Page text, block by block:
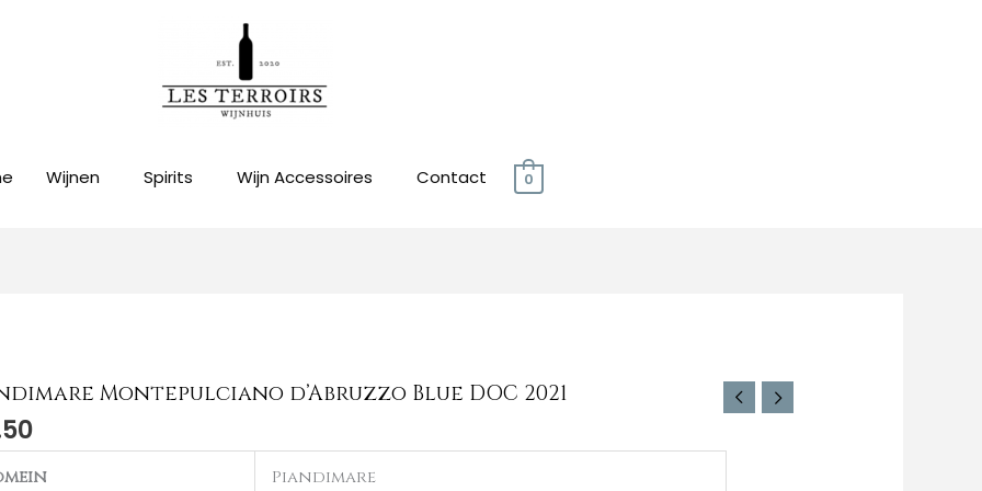
Wijnen Spirits Wijn Accessoires Contact 0
Montepulciano d’Abruzzo Blue DOC 2021
Piandimare